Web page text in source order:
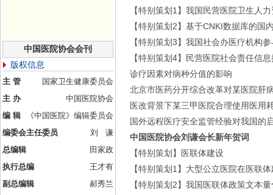
中国医院协会会刊
版权信息
主 管
国家卫生健康委员会
主 办
中国医院协会
编 辑
《中国医院》编辑委员会
编委会主任委员
刘 谦
总编辑
田家政
执行总编
王才有
副总编辑
郝秀兰
【特别策划1】我国民营医院卫生人
【特别策划2】基于CNKI数据库的国
【特别策划3】我国社会办医疗机构
【特别策划4】民营医院社会责任信
诊疗因素对病种分值的影响
北京市医药分开综合改革对某医院肝
医改背景下某三甲医院合理使用医用
国外远程医疗安全监管经验对我国的
中国医院协会刘谦会长新年贺词
【特别策划】医联体建设
【特别策划1】大型公立医院在医联
【特别策划2】我国医联体政策文本